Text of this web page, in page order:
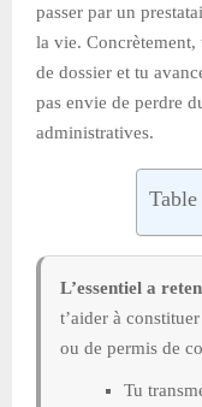
passer par un
la vie. Concrètement,
de dossier et tu
pas envie de perdre
administratives.
Table
L’essentiel a
t’aider à
ou de permis de
Tu